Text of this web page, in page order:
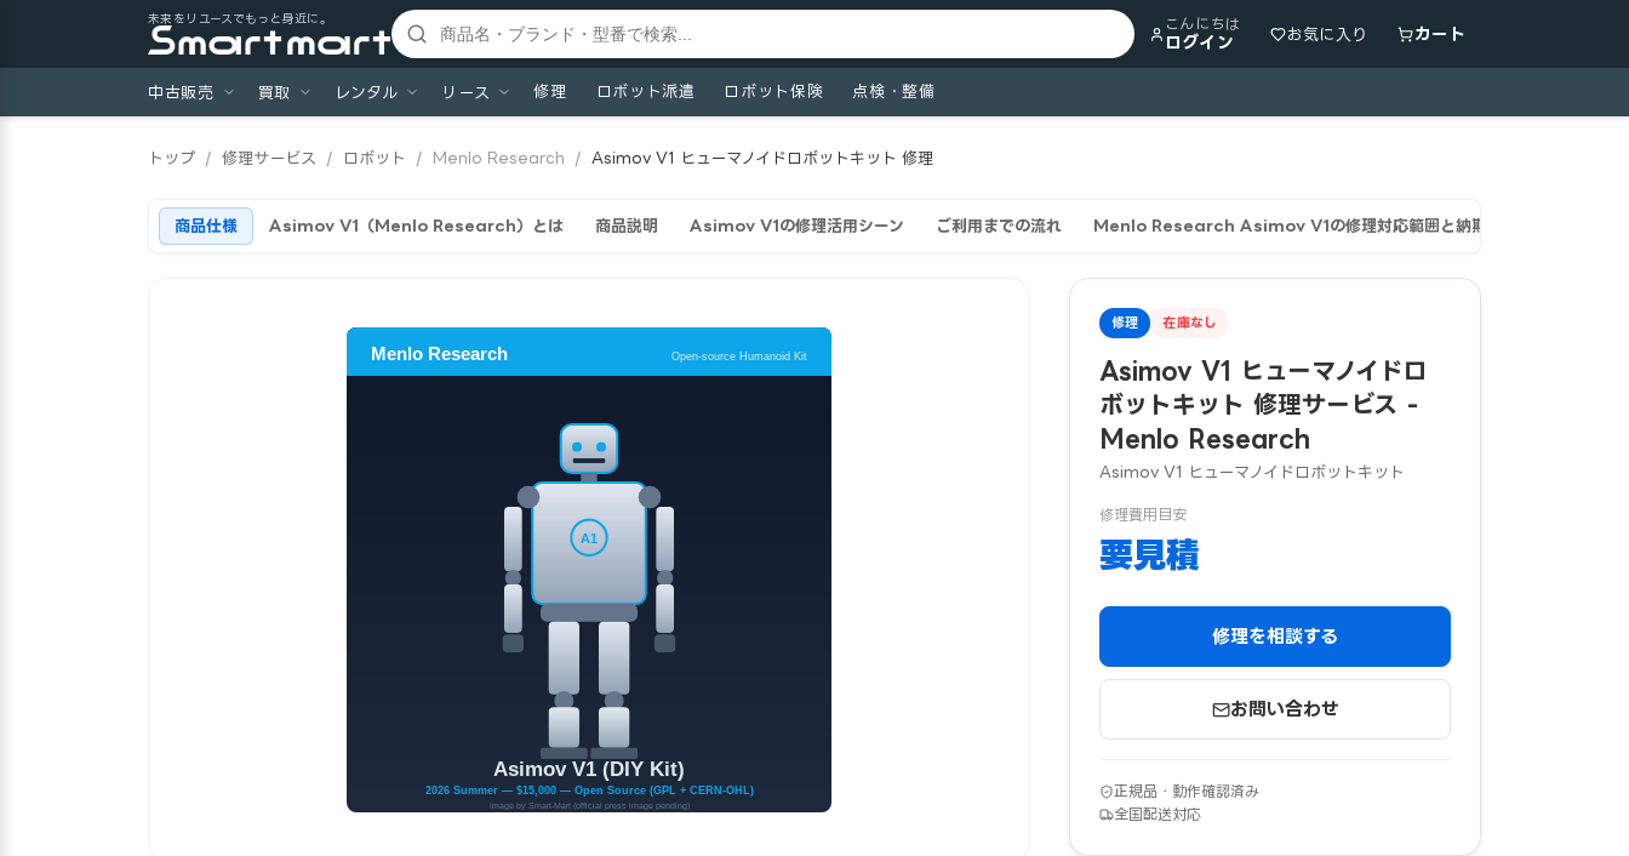
未来をリユースでもっと身近に。 こんにちは
ログイン お気に入り カート
中古販売 買取 レンタル リース 修理 ロボット派遣 ロボット保険 点検・整備
トップ / 修理サービス / ロボット / Menlo Research / Asimov V1 ヒューマノイドロボットキット 修理
商品仕様 Asimov V1（Menlo Research）とは 商品説明 Asimov V1の修理活用シーン ご利用までの流れ Menlo Research Asimov V1の修理対応範囲と納期
修理 在庫なし
Asimov V1 ヒューマノイドロ
ボットキット 修理サービス -
Menlo Research
Asimov V1 ヒューマノイドロボットキット
修理費用目安
要見積
修理を相談する
お問い合わせ
正規品・動作確認済み
全国配送対応